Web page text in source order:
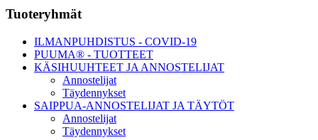
Ensisijainen
sivupalkki
Tuoteryhmät
ILMANPUHDISTUS - COVID-19
PUUMA® - TUOTTEET
KÄSIHUUHTEET JA ANNOSTELIJAT
Annostelijat
Täydennykset
SAIPPUA-ANNOSTELIJAT JA TÄYTÖT
Annostelijat
Täydennykset